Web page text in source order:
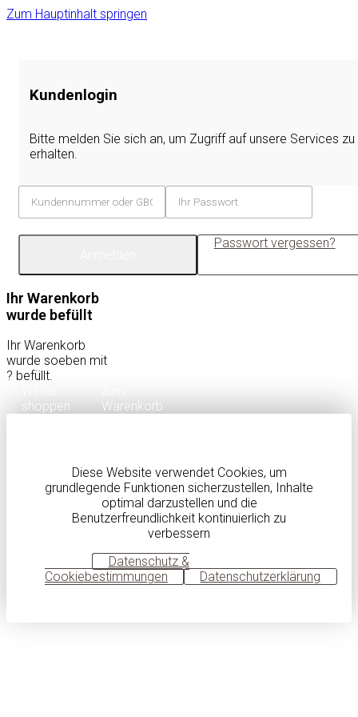
Zum Hauptinhalt springen
Kundenlogin
Bitte melden Sie sich an, um Zugriff auf unsere Services zu
erhalten.
Passwort vergessen?
Ihr Warenkorb
wurde befüllt
Ihr Warenkorb
wurde soeben mit
? befüllt.
shoppen
Warenkorb
Diese Website verwendet Cookies, um
grundlegende Funktionen sicherzustellen, Inhalte
optimal darzustellen und die
Benutzerfreundlichkeit kontinuierlich zu
verbessern
Datenschutz &
Cookiebestimmungen
Datenschutzerklärung